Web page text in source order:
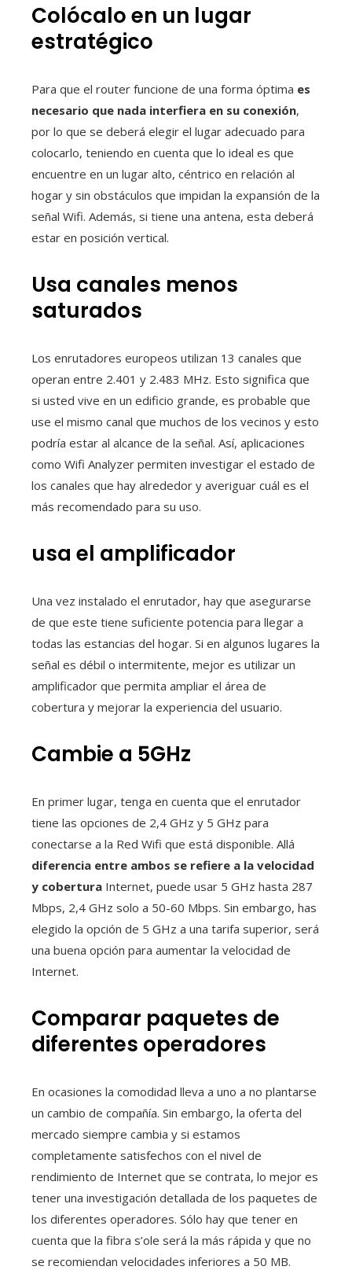
Colócalo en un lugar
estratégico
Para que el router funcione de una forma óptima es
necesario que nada interfiera en su conexión,
por lo que se deberá elegir el lugar adecuado para
colocarlo, teniendo en cuenta que lo ideal es que
encuentre en un lugar alto, céntrico en relación al
hogar y sin obstáculos que impidan la expansión de la
señal Wifi. Además, si tiene una antena, esta deberá
estar en posición vertical.
Usa canales menos
saturados
Los enrutadores europeos utilizan 13 canales que
operan entre 2.401 y 2.483 MHz. Esto significa que
si usted vive en un edificio grande, es probable que
use el mismo canal que muchos de los vecinos y esto
podría estar al alcance de la señal. Así, aplicaciones
como Wifi Analyzer permiten investigar el estado de
los canales que hay alrededor y averiguar cuál es el
más recomendado para su uso.
usa el amplificador
Una vez instalado el enrutador, hay que asegurarse
de que este tiene suficiente potencia para llegar a
todas las estancias del hogar. Si en algunos lugares la
señal es débil o intermitente, mejor es utilizar un
amplificador que permita ampliar el área de
cobertura y mejorar la experiencia del usuario.
Cambie a 5GHz
En primer lugar, tenga en cuenta que el enrutador
tiene las opciones de 2,4 GHz y 5 GHz para
conectarse a la Red Wifi que está disponible. Allá
diferencia entre ambos se refiere a la velocidad
y cobertura Internet, puede usar 5 GHz hasta 287
Mbps, 2,4 GHz solo a 50-60 Mbps. Sin embargo, has
elegido la opción de 5 GHz a una tarifa superior, será
una buena opción para aumentar la velocidad de
Internet.
Comparar paquetes de
diferentes operadores
En ocasiones la comodidad lleva a uno a no plantarse
un cambio de compañía. Sin embargo, la oferta del
mercado siempre cambia y si estamos
completamente satisfechos con el nivel de
rendimiento de Internet que se contrata, lo mejor es
tener una investigación detallada de los paquetes de
los diferentes operadores. Sólo hay que tener en
cuenta que la fibra s’ole será la más rápida y que no
se recomiendan velocidades inferiores a 50 MB.